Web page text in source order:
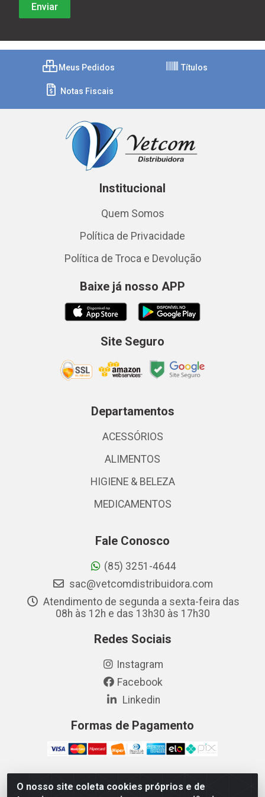
O nosso site coleta cookies próprios e de
Meus Pedidos Títulos
Notas Fiscais
Institucional
Quem Somos
Política de Privacidade
Política de Troca e Devolução
Baixe já nosso APP
Site Seguro
Departamentos
ACESSÓRIOS
ALIMENTOS
HIGIENE & BELEZA
MEDICAMENTOS
Fale Conosco
(85) 3251-4644
sac@vetcomdistribuidora.com
Atendimento de segunda a sexta-feira das
08h às 12h e das 13h30 às 17h30
Redes Sociais
Instagram
Facebook
Linkedin
Formas de Pagamento
Vetcom Distribuidora de Rações LTDA - Rua Maximiano